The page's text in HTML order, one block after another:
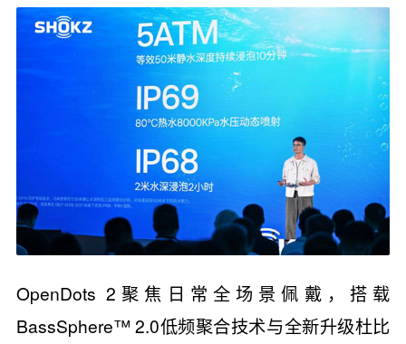
OpenDots 2聚焦日常全场景佩戴，搭载
BassSphere™ 2.0低频聚合技术与全新升级杜比